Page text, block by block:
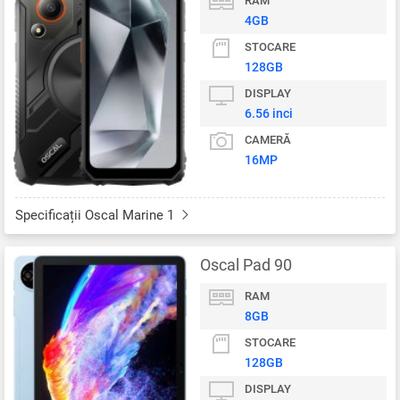
4GB
STOCARE
128GB
DISPLAY
6.56 inci
CAMERĂ
16MP
Specificații Oscal Marine 1
Oscal Pad 90
RAM
8GB
STOCARE
128GB
DISPLAY